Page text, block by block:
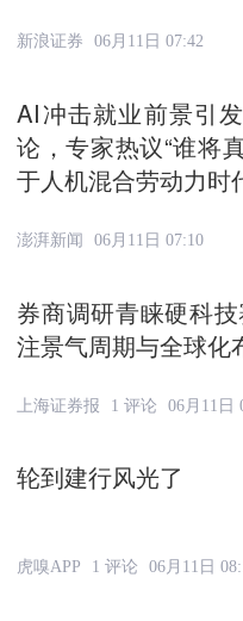
新浪证券 06月11日 07:42
AI冲击就业前景引
论，专家热议“谁将
于人机混合劳动力时
澎湃新闻 06月11日 07:10
券商调研青睐硬科
注景气周期与全球化
上海证券报 1 评论 06月11日
轮到建行风光了
虎嗅APP 1 评论 06月11日